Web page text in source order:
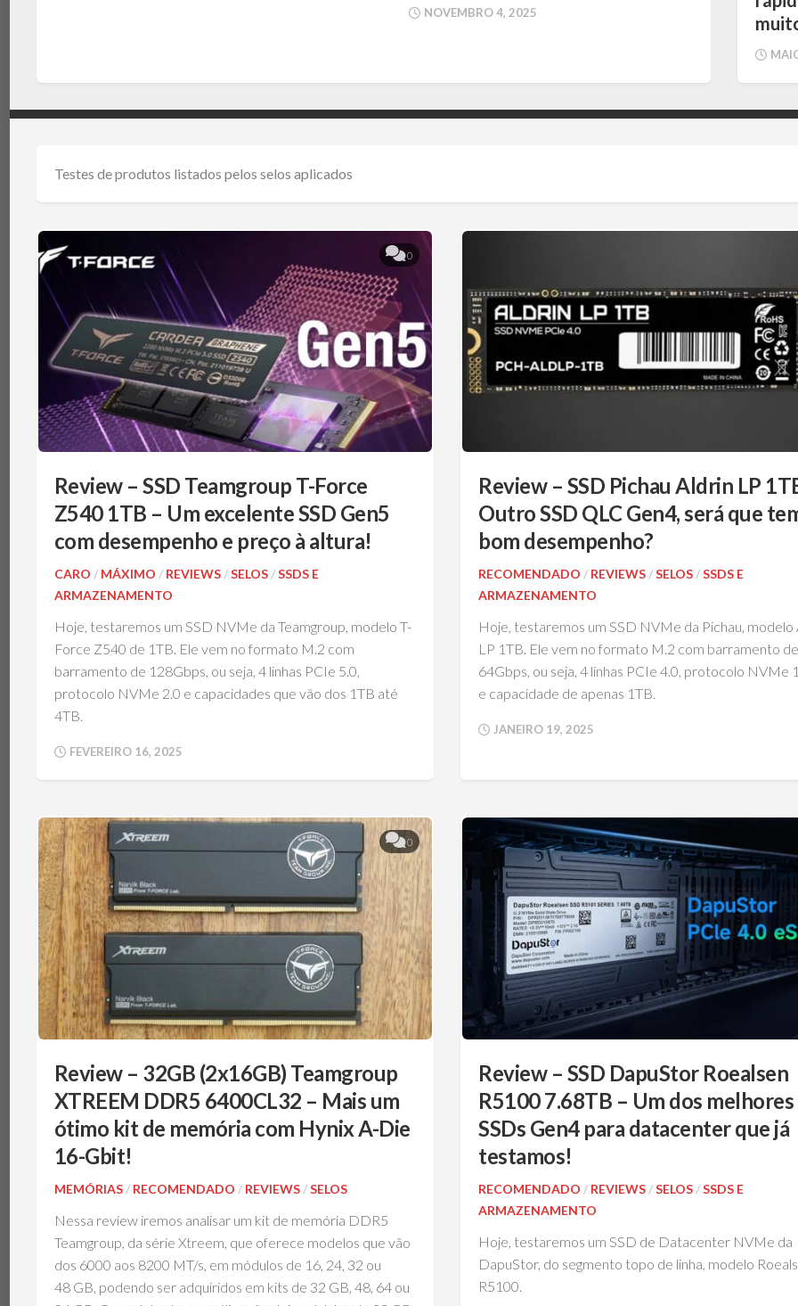
SISTEMAS
DE
VGAS
NOVEMBRO 4, 2025
Testes de produtos listados pelos selos aplicados
0
Review – SSD Teamgroup T-Force
Z540 1TB – Um excelente SSD Gen5
com desempenho e preço à altura!
CARO / MÁXIMO / REVIEWS/SELOS/SSDS E
ARMAZENAMENTO
Hoje, testaremos um SSD NVMe da Teamgroup, modelo T-
Force Z540 de 1TB. Ele vem no formato M.2 com
barramento de 128Gbps, ou seja, 4 linhas PCIe 5.0,
protocolo NVMe 2.0 e capacidades que vão dos 1TB até
4TB.
FEVEREIRO 16, 2025
Review – SSD Pichau Aldrin LP
Outro SSD QLC Gen4, será que
bom desempenho?
RECOMENDADO / REVIEWS /SELOS /SSDS E
ARMAZENAMENTO
Hoje, testaremos um SSD NVMe da Pichau, modelo
LP 1TB. Ele vem no formato M.2 com barramento de
64Gbps, ou seja, 4 linhas PCIe 4.0, protocolo NVMe
e capacidade de apenas 1TB.
JANEIRO 19, 2025
0
Review – 32GB (2x16GB) Teamgroup
XTREEM DDR5 6400CL32 – Mais um
ótimo kit de memória com Hynix A-Die
16-Gbit!
MEMÓRIAS/ RECOMENDADO / REVIEWS/SELOS
Nessa review iremos analisar um kit de memória DDR5
Teamgroup, da série Xtreem, que oferece modelos que vão
dos 6000 aos 8200 MT/s, em módulos de 16, 24, 32 ou
48 GB, podendo ser adquiridos em kits de 32 GB, 48, 64 ou
Review – SSD DapuStor Roealsen
R5100 7.68TB – Um dos melhores
SSDs Gen4 para datacenter que já
testamos!
RECOMENDADO / REVIEWS /SELOS /SSDS E
ARMAZENAMENTO
Hoje, testaremos um SSD de Datacenter NVMe da
DapuStor, do segmento topo de linha, modelo
R5100.